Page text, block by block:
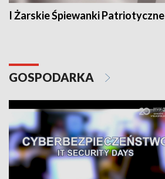
I Żarskie Śpiewanki Patriotyczne
GOSPODARKA